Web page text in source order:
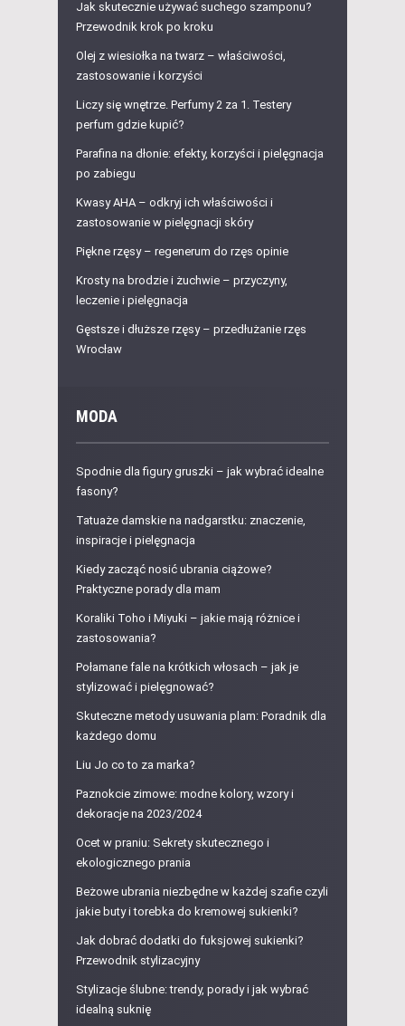
Jak skutecznie używać suchego szamponu?
Przewodnik krok po kroku
Olej z wiesiołka na twarz – właściwości,
zastosowanie i korzyści
Liczy się wnętrze. Perfumy 2 za 1. Testery
perfum gdzie kupić?
Parafina na dłonie: efekty, korzyści i pielęgnacja
po zabiegu
Kwasy AHA – odkryj ich właściwości i
zastosowanie w pielęgnacji skóry
Piękne rzęsy – regenerum do rzęs opinie
Krosty na brodzie i żuchwie – przyczyny,
leczenie i pielęgnacja
Gęstsze i dłuższe rzęsy – przedłużanie rzęs
Wrocław
MODA
Spodnie dla figury gruszki – jak wybrać idealne
fasony?
Tatuaże damskie na nadgarstku: znaczenie,
inspiracje i pielęgnacja
Kiedy zacząć nosić ubrania ciążowe?
Praktyczne porady dla mam
Koraliki Toho i Miyuki – jakie mają różnice i
zastosowania?
Połamane fale na krótkich włosach – jak je
stylizować i pielęgnować?
Skuteczne metody usuwania plam: Poradnik dla
każdego domu
Liu Jo co to za marka?
Paznokcie zimowe: modne kolory, wzory i
dekoracje na 2023/2024
Ocet w praniu: Sekrety skutecznego i
ekologicznego prania
Beżowe ubrania niezbędne w każdej szafie czyli
jakie buty i torebka do kremowej sukienki?
Jak dobrać dodatki do fuksjowej sukienki?
Przewodnik stylizacyjny
Stylizacje ślubne: trendy, porady i jak wybrać
idealną suknię